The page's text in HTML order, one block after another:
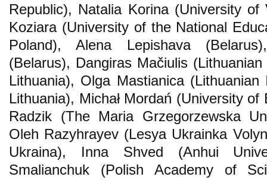
Republic), Natalia Korina (University of
Koziara (University of the National
Poland), Alena Lepishava
(Belarus), Dangiras Mačiulis
Lithuania), Olga Mastianica
Lithuania), Michał Mordań (University
Radzik (The Maria Grzegorzewska
Oleh Razyhrayev (Lesya Ukrainka
Ukraina), Inna Shved (Anhui
Smalianchuk (Polish Academy of